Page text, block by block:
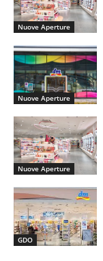
Nuove Aperture
Nuove Aperture
Nuove Aperture
GDO